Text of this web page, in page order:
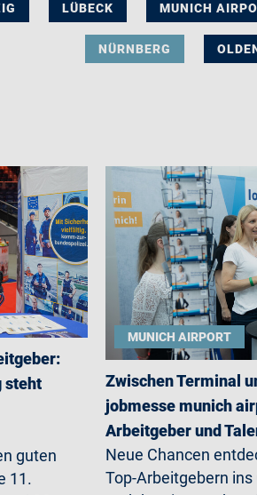
LÜBECK MUNICH
NÜRNBERG
steht
guten
11.
MUNICH AIRPORT
Zwischen Terminal
jobmesse munich
Arbeitgeber und
Neue Chancen
Top-Arbeitgebern